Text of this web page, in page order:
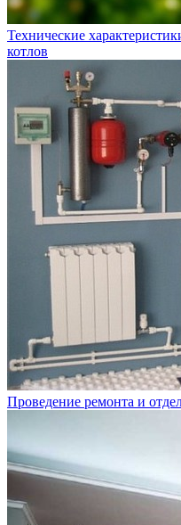
Технические
котлов
Проведение ремонта и